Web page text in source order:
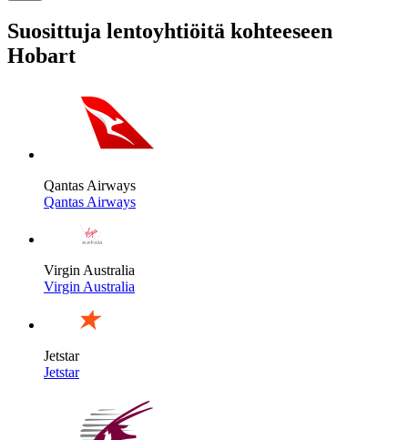
Suosittuja lentoyhtiöitä kohteeseen
Hobart
Qantas Airways
Qantas Airways
Virgin Australia
Virgin Australia
Jetstar
Jetstar